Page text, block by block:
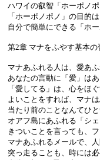
ハワイの叡智「ホーポノ
「ホーポノポノ」の目的
自分で簡単にできる「ホー
第2章 マナをふやす基本の
マナあふれる人は、愛あふ
あなたの言動に「愛」は
「愛してる」は、心をほ
よいことをすれば、マナ
当たり前のことなんてひ
オアフ島にあふれる「シェ
きついことを言っても、
マナあふれるメールで、
突っ走ることも、時には